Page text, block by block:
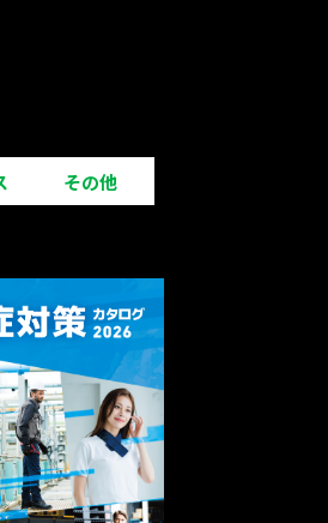
その他